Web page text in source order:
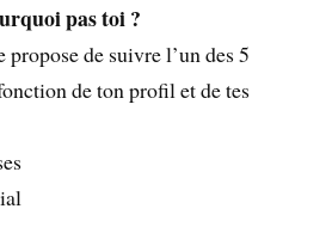
pas toi ?
de suivre l’un des 5
de ton profil et de tes